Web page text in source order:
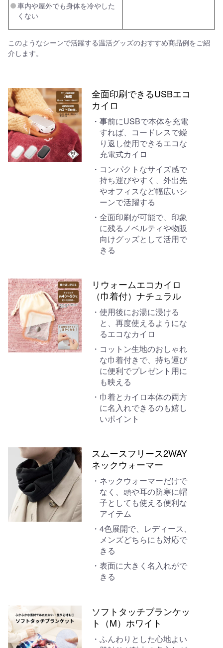
車内や屋外でも身体を冷やした
くない
このようなシーンで活躍する温活グッズのおすすめ商品例をご紹
介します。
全面印刷できるUSBエコ
カイロ
事前にUSBで本体を充電
すれば、コードレスで繰
り返し使用できるエコな
充電式カイロ
コンパクトなサイズ感で
持ち運びやすく、外出先
やオフィスなど幅広いシ
ーンで活躍する
全面印刷が可能で、印象
に残るノベルティや物販
向けグッズとして活用で
きる
リウォームエコカイロ
（巾着付）ナチュラル
使用後にお湯に浸ける
と、再度使えるようにな
るエコなカイロ
コットン生地のおしゃれ
な巾着付きで、持ち運び
に便利でプレゼント用に
も映える
巾着とカイロ本体の両方
に名入れできるのも嬉し
いポイント
スムースフリース2WAY
ネックウォーマー
ネックウォーマーだけで
なく、頭や耳の防寒に帽
子としても使える便利な
アイテム
4色展開で、レディース、
メンズどちらにも対応で
きる
表面に大きく名入れがで
きる
ソフトタッチブランケッ
ト（M）ホワイト
ふんわりとした心地よい